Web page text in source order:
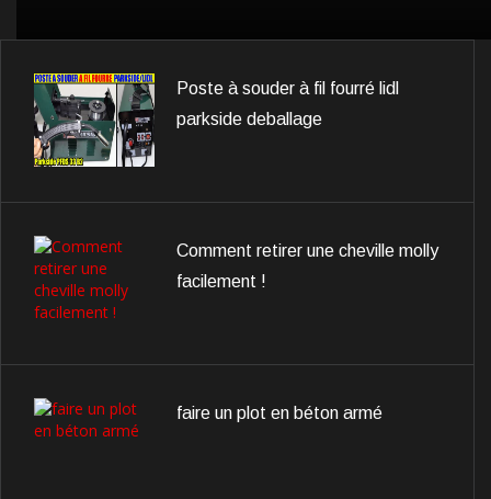
Poste à souder à fil fourré lidl
parkside deballage
Comment retirer une cheville molly
facilement !
faire un plot en béton armé